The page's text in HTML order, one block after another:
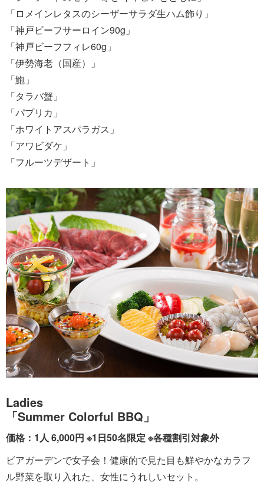
「ロメインレタスのシーザーサラダ生ハム飾り」
「神戸ビーフサーロイン90g」
「神戸ビーフフィレ60g」
「伊勢海老（国産）」
「鮑」
「タラバ蟹」
「パプリカ」
「ホワイトアスパラガス」
「アワビダケ」
「フルーツデザート」
Ladies
「Summer Colorful BBQ」
価格：1人 6,000円 ※1日50名限定 ※各種割引対象外
ビアガーデンで女子会！健康的で見た目も鮮やかなカラフ
ル野菜を取り入れた、女性にうれしいセット。